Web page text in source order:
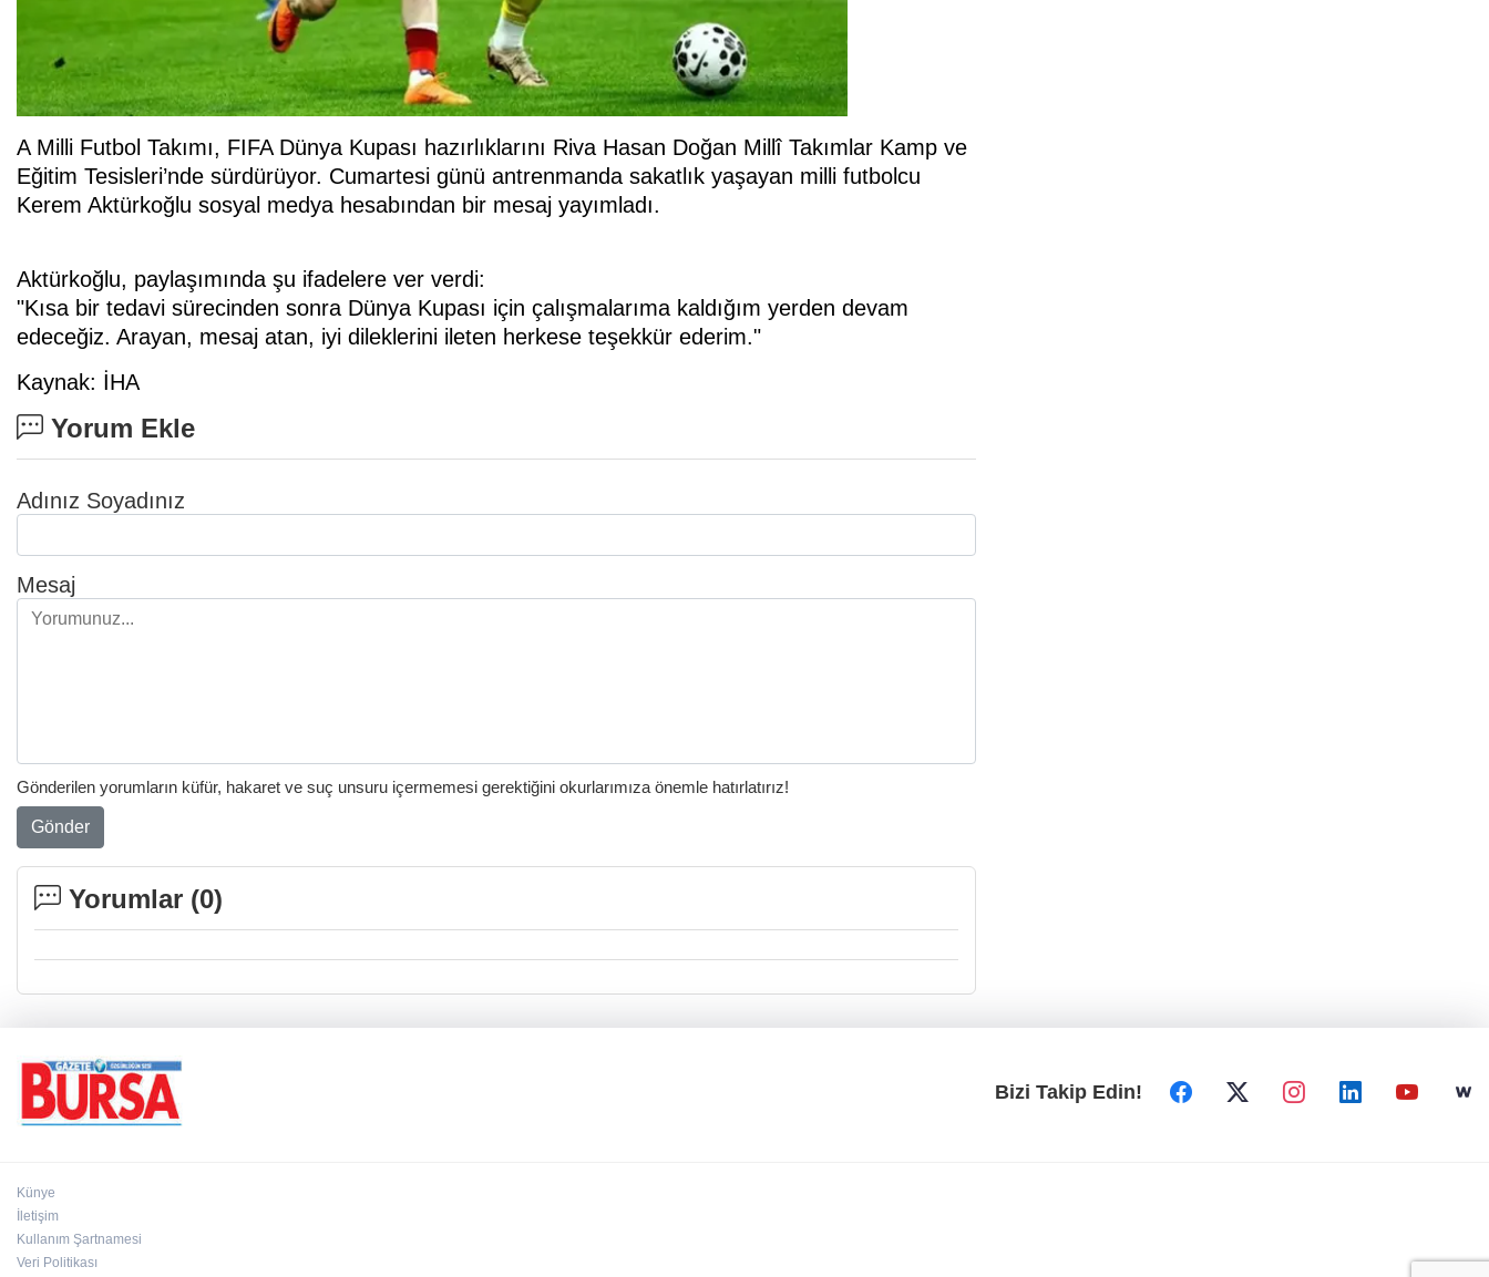
A Milli Futbol Takımı, FIFA Dünya Kupası hazırlıklarını Riva Hasan Doğan Millî Takımlar Kamp ve
Eğitim Tesisleri’nde sürdürüyor. Cumartesi günü antrenmanda sakatlık yaşayan milli futbolcu
Kerem Aktürkoğlu sosyal medya hesabından bir mesaj yayımladı.
Aktürkoğlu, paylaşımında şu ifadelere ver verdi:
"Kısa bir tedavi sürecinden sonra Dünya Kupası için çalışmalarıma kaldığım yerden devam
edeceğiz. Arayan, mesaj atan, iyi dileklerini ileten herkese teşekkür ederim."
Kaynak: İHA
Yorum Ekle
Adınız Soyadınız
Mesaj
Gönderilen yorumların küfür, hakaret ve suç unsuru içermemesi gerektiğini okurlarımıza önemle hatırlatırız!
Gönder
Yorumlar (0)
Bizi Takip Edin!
Künye
İletişim
Kullanım Şartnamesi
Veri Politikası